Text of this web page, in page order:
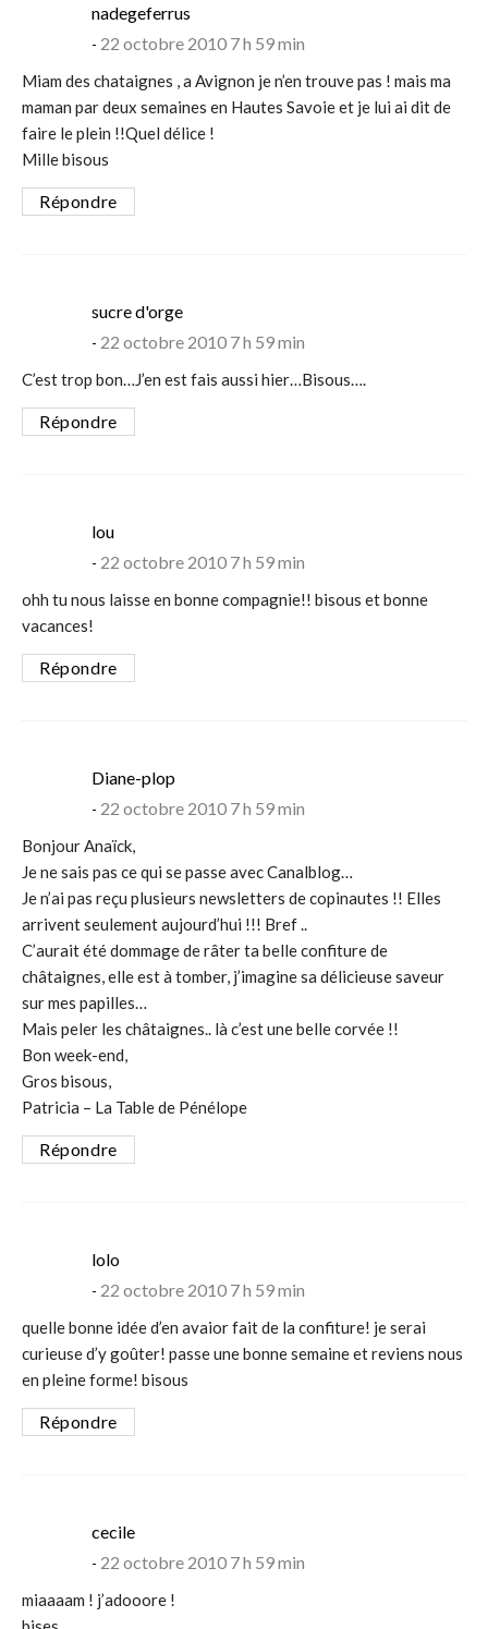
nadegeferrus
22 octobre 2010 7 h 59 min
Miam des chataignes , a Avignon je n’en trouve pas ! mais ma
maman par deux semaines en Hautes Savoie et je lui ai dit de
faire le plein !!Quel délice !
Mille bisous
Répondre
sucre d'orgesays:
22 octobre 2010 7 h 59 min
C’est trop bon…J’en est fais aussi hier…Bisous….
Répondre
lousays:
22 octobre 2010 7 h 59 min
ohh tu nous laisse en bonne compagnie!! bisous et bonne
vacances!
Répondre
Diane-plopsays:
22 octobre 2010 7 h 59 min
Bonjour Anaïck,
Je ne sais pas ce qui se passe avec Canalblog…
Je n’ai pas reçu plusieurs newsletters de copinautes !! Elles
arrivent seulement aujourd’hui !!! Bref ..
C’aurait été dommage de râter ta belle confiture de
châtaignes, elle est à tomber, j’imagine sa délicieuse saveur
sur mes papilles…
Mais peler les châtaignes.. là c’est une belle corvée !!
Bon week-end,
Gros bisous,
Patricia – La Table de Pénélope
Répondre
lolosays:
22 octobre 2010 7 h 59 min
quelle bonne idée d’en avaior fait de la confiture! je serai
curieuse d’y goûter! passe une bonne semaine et reviens nous
en pleine forme! bisous
Répondre
cecilesays:
22 octobre 2010 7 h 59 min
miaaaam ! j’adooore !